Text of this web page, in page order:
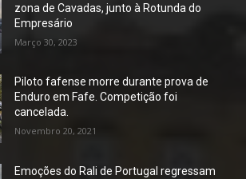
zona de Cavadas, junto à Rotunda do
Empresário
Março 30, 2023
Piloto fafense morre durante prova de
Enduro em Fafe. Competição foi
cancelada.
Novembro 20, 2021
Emoções do Rali de Portugal regressam